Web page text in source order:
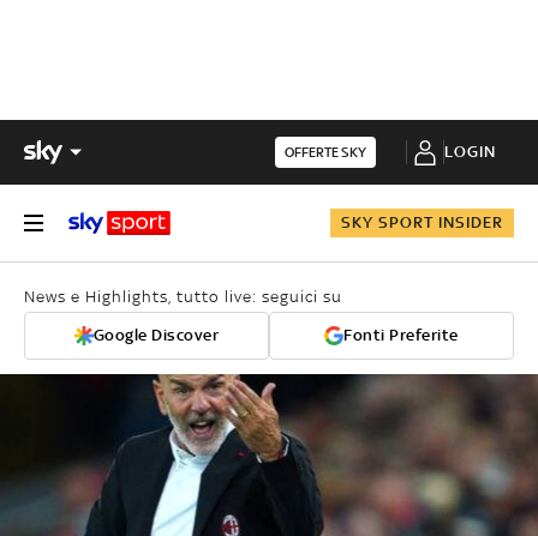
OFFERTE SKY LOGIN
SKY SPORT INSIDER
News e Highlights, tutto live: seguici su
Google Discover Fonti Preferite